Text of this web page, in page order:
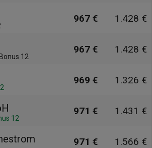
967 € 1.428 €
12
967 € 1.428 €
969 € 1.326 €
12
971 € 1.431 €
971 € 1.566 €